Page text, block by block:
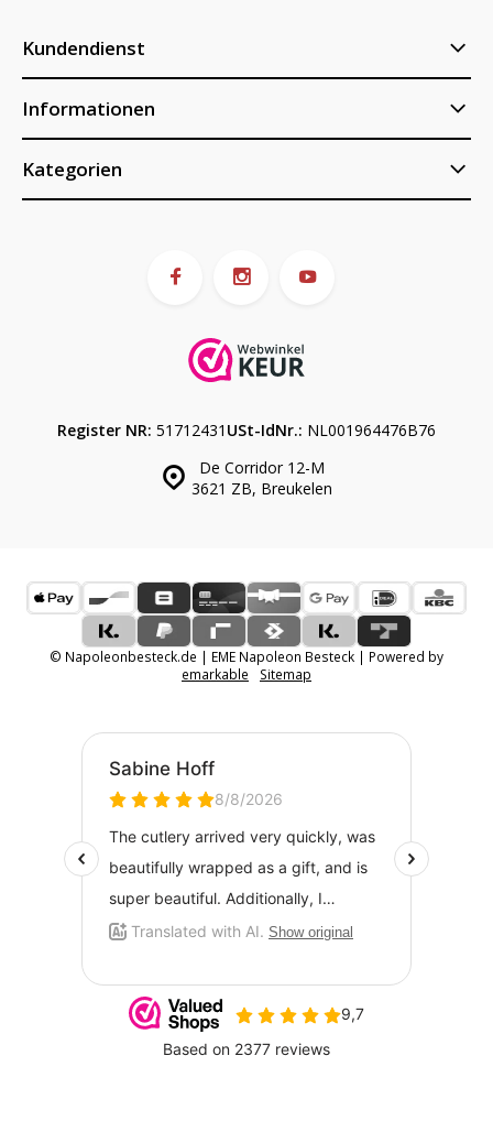
Kundendienst
Informationen
Kategorien
De Corridor 12-M
3621 ZB, Breukelen
Register NR: 51712431 USt-IdNr.: NL001964476B76
© Napoleonbesteck.de | EME Napoleon Besteck | Powered by
emarkable
Sitemap